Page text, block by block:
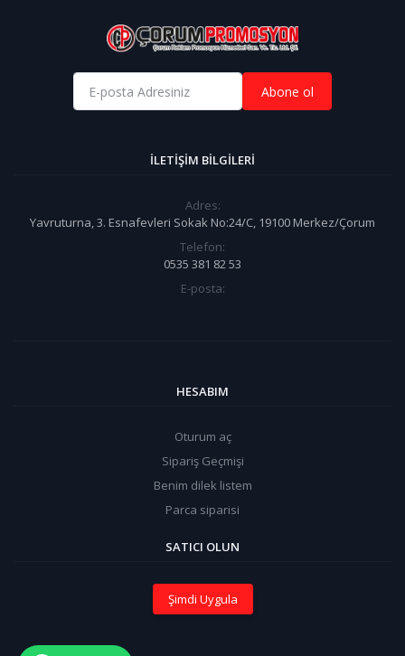
Abone ol
İLETIŞIM BILGILERI
Adres:
Yavruturna, 3. Esnafevleri Sokak No:24/C, 19100 Merkez/Çorum
Telefon:
0535 381 82 53
E-posta:
HESABIM
Oturum aç
Sipariş Geçmişi
Benim dilek listem
Parca siparisi
SATICI OLUN
Şimdi Uygula